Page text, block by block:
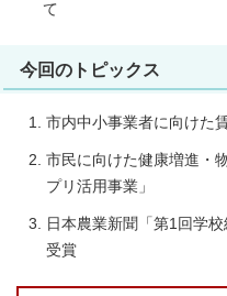
て
今回のトピックス
市内中小事業者に向けた
市民に向けた健康増進・
プリ活用事業」
日本農業新聞「第1回学
受賞